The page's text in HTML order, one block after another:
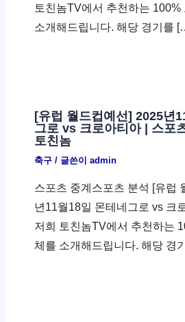
토친놈TV에서 추천하는 100%
소개해드립니다. 해당 경기를
[유럽 월드컵예선] 2025년
그로 vs 크로아티아 | 스포
토친놈
축구/ 글쓴이 admin
스포츠 중계스포츠 분석 [유럽
년11월18일 몬테네그로 vs 크
저희 토친놈TV에서 추천하는
체를 소개해드립니다. 해당 경